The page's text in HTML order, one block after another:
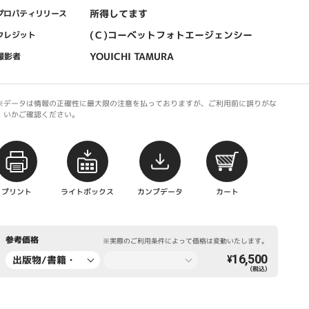
ロパティリリース 所得してます
レジット (Ｃ)コーベットフォトエージェンシー
影者 YOUICHI TAMURA
ータは情報の正確性に最大限の注意を払っておりますが、ご利用前に誤りがな
いかご確認ください。
プリント ライトボックス カンプデータ カート
参考価格 ※実際のご利用条件によって価格は変動いたします。
出版物/書籍・
¥16,500
（税込）